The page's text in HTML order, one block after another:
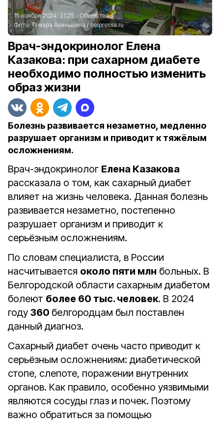
15 ноября 2024, 21:25
Общество
Фото:Тамара Акиньшина / belpressa.ru
Врач-эндокринолог Елена
Казакова: при сахарном диабете
необходимо полностью изменить
образ жизни
Болезнь развивается незаметно, медленно
разрушает организм и приводит к тяжёлым
осложнениям.
Врач-эндокринолог Елена Казакова
рассказала о том, как сахарный диабет
влияет на жизнь человека. Данная болезнь
развивается незаметно, постепенно
разрушает организм и приводит к
серьёзным осложнениям.
По словам специалиста, в России
насчитывается около пяти млн больных. В
Белгородской области сахарным диабетом
болеют более 60 тыс. человек. В 2024
году 360 белгородцам был поставлен
данный диагноз.
Сахарный диабет очень часто приводит к
серьёзным осложнениям: диабетической
стопе, слепоте, поражении внутренних
органов. Как правило, особенно уязвимыми
являются сосуды глаз и почек. Поэтому
важно обратиться за помощью